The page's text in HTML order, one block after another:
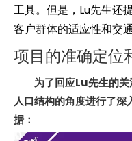
工具。但是，Lu先生还
客户群体的适应性和交
项目的准确定位
为了回应Lu先生的
人口结构的角度进行了深
据：